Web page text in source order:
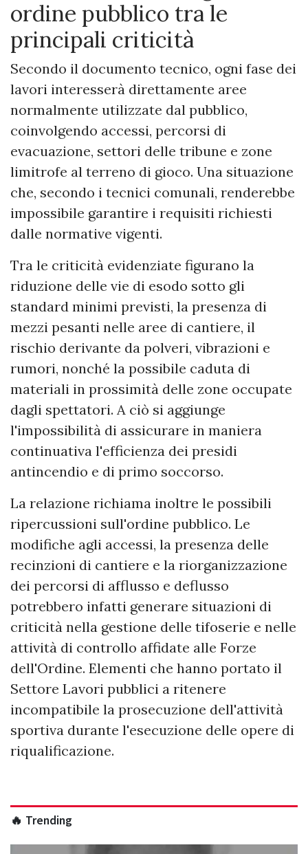
ordine pubblico tra le
principali criticità
Secondo il documento tecnico, ogni fase dei
lavori interesserà direttamente aree
normalmente utilizzate dal pubblico,
coinvolgendo accessi, percorsi di
evacuazione, settori delle tribune e zone
limitrofe al terreno di gioco. Una situazione
che, secondo i tecnici comunali, renderebbe
impossibile garantire i requisiti richiesti
dalle normative vigenti.
Tra le criticità evidenziate figurano la
riduzione delle vie di esodo sotto gli
standard minimi previsti, la presenza di
mezzi pesanti nelle aree di cantiere, il
rischio derivante da polveri, vibrazioni e
rumori, nonché la possibile caduta di
materiali in prossimità delle zone occupate
dagli spettatori. A ciò si aggiunge
l'impossibilità di assicurare in maniera
continuativa l'efficienza dei presidi
antincendio e di primo soccorso.
La relazione richiama inoltre le possibili
ripercussioni sull'ordine pubblico. Le
modifiche agli accessi, la presenza delle
recinzioni di cantiere e la riorganizzazione
dei percorsi di afflusso e deflusso
potrebbero infatti generare situazioni di
criticità nella gestione delle tifoserie e nelle
attività di controllo affidate alle Forze
dell'Ordine. Elementi che hanno portato il
Settore Lavori pubblici a ritenere
incompatibile la prosecuzione dell'attività
sportiva durante l'esecuzione delle opere di
riqualificazione.
🔥 Trending